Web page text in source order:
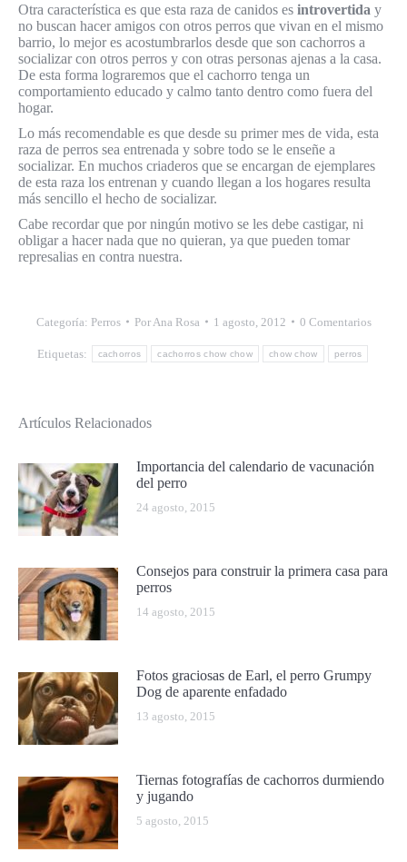
Otra característica es que esta raza de canidos es introvertida y
no buscan hacer amigos con otros perros que vivan en el mismo
barrio, lo mejor es acostumbrarlos desde que son cachorros a
socializar con otros perros y con otras personas ajenas a la casa.
De esta forma lograremos que el cachorro tenga un
comportamiento educado y calmo tanto dentro como fuera del
hogar.
Lo más recomendable es que desde su primer mes de vida, esta
raza de perros sea entrenada y sobre todo se le enseñe a
socializar. En muchos criaderos que se encargan de ejemplares
de esta raza los entrenan y cuando llegan a los hogares resulta
más sencillo el hecho de socializar.
Cabe recordar que por ningún motivo se les debe castigar, ni
obligar a hacer nada que no quieran, ya que pueden tomar
represalias en contra nuestra.
Categoría: Perros Por Ana Rosa 1 agosto, 2012 0 Comentarios
Etiquetas: cachorros cachorros chow chow chow chow perros
Artículos Relacionados
Importancia del calendario de vacunación
del perro
24 agosto, 2015
Consejos para construir la primera casa para
perros
14 agosto, 2015
Fotos graciosas de Earl, el perro Grumpy
Dog de aparente enfadado
13 agosto, 2015
Tiernas fotografías de cachorros durmiendo
y jugando
5 agosto, 2015